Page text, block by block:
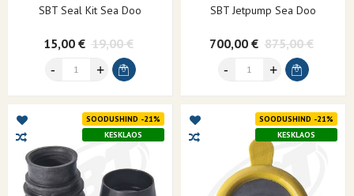
SBT Seal Kit Sea Doo
15,00 € 19,00 €
SBT Jetpump Sea Doo
700,00 € 875,00 €
SOODUSHIND -21%
KESKLAOS
SOODUSHIND -21%
KESKLAOS